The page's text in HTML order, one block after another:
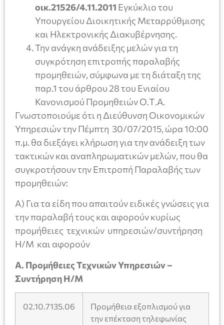
οικ.21526/4.11.2011 Εγκύκλιο του
Υπουργείου Διοικητικής Μεταρρύθμισης
και Ηλεκτρονικής Διακυβέρνησης.
Την ανάγκη ανάδειξης μελών για τη
συγκρότηση επιτροπής παραλαβής
προμηθειών, σύμφωνα με τη διάταξη της
παρ.1 του άρθρου 28 του Ενιαίου
Κανονισμού Προμηθειών Ο.Τ.Α.
Γνωστοποιούμε ότι η Διεύθυνση Οικονομικών
Υπηρεσιών την Πέμπτη 30/07/2015, ώρα 10:00
π.μ. θα διεξάγει κλήρωση για την ανάδειξη των
τακτικών και αναπληρωματικών μελών, που θα
συγκροτήσουν την Επιτροπή Παραλαβής των
προμηθειών:
Α) Για τα είδη που απαιτούν ειδικές γνώσεις για
την παραλαβή τους και αφορούν κυρίως
προμήθειες τεχνικών υπηρεσιών/συντήρηση
Η/Μ και αφορούν
Α. Προμήθειες Τεχνικών Υπηρεσιών –
Συντήρηση Η/Μ
02.10.7135.06
Προμήθεια εξοπλισμού για
την επέκταση τηλεφωνίας